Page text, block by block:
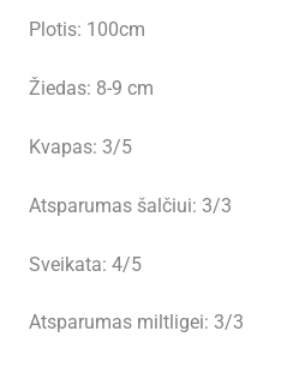
Plotis: 100cm
Žiedas: 8-9 cm
Kvapas: 3/5
Atsparumas šalčiui: 3/3
Sveikata: 4/5
Atsparumas miltligei: 3/3